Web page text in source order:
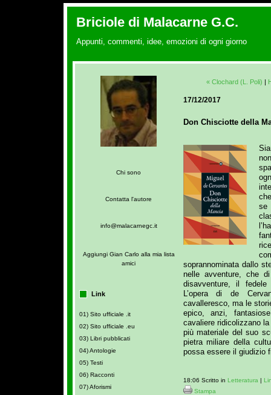
Briciole di Malacarne G.C.
Appunti, commenti, idee, emozioni di ogni giorno
Chi sono
Contatta l'autore
info@malacarnegc.it
Aggiungi Gian Carlo alla mia lista
amici
Link
01) Sito ufficiale .it
02) Sito ufficiale .eu
03) Libri pubblicati
04) Antologie
05) Testi
06) Racconti
07) Aforismi
« Clochard (L. Poli) |
17/12/2017
Don Chisciotte della
se
soprannominata dallo
nelle avventure, che
disavventure, il
L’opera di de
cavalleresco, ma le
epico, anzi,
cavaliere ridicolizzano
più materiale del suo
pietra miliare della
possa essere il giudizio
18:06 Scritto in Letteratura |
Stampa